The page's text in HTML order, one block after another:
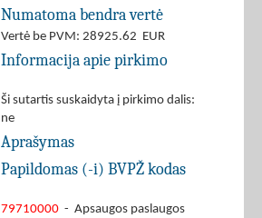
Numatoma bendra vertė
Vertė be PVM: 28925.62 EUR
Informacija apie pirkimo
Ši sutartis suskaidyta į pirkimo dalis:
ne
Aprašymas
Papildomas (-i) BVPŽ kodas
79710000 - Apsaugos paslaugos